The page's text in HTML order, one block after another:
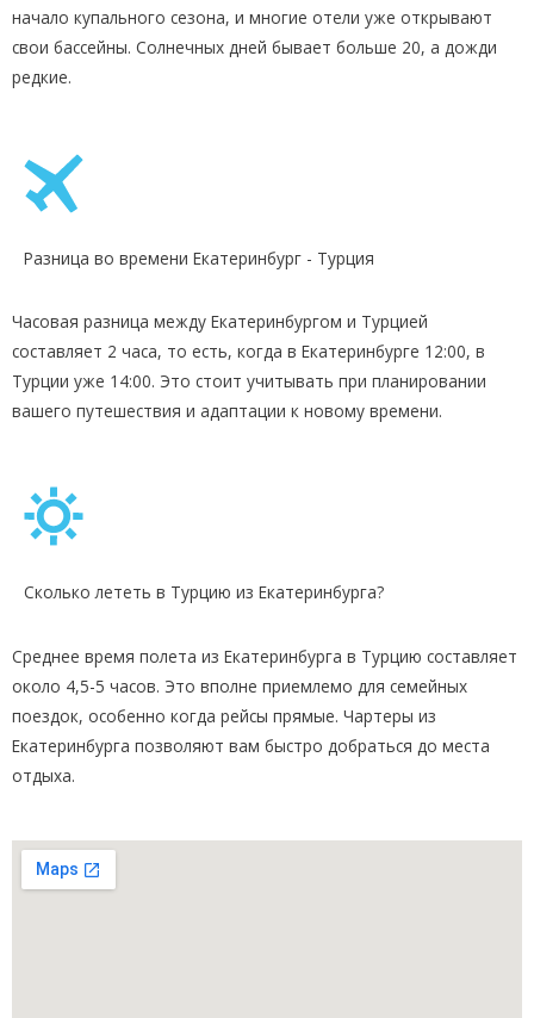
начало купального сезона, и многие отели уже открывают
свои бассейны. Солнечных дней бывает больше 20, а дожди
редкие.
Разница во времени Екатеринбург - Турция
Часовая разница между Екатеринбургом и Турцией
составляет 2 часа, то есть, когда в Екатеринбурге 12:00, в
Турции уже 14:00. Это стоит учитывать при планировании
вашего путешествия и адаптации к новому времени.
Сколько лететь в Турцию из Екатеринбурга?
Среднее время полета из Екатеринбурга в Турцию составляет
около 4,5-5 часов. Это вполне приемлемо для семейных
поездок, особенно когда рейсы прямые. Чартеры из
Екатеринбурга позволяют вам быстро добраться до места
отдыха.